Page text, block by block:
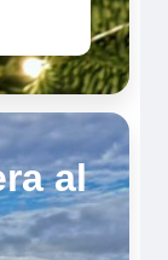
al